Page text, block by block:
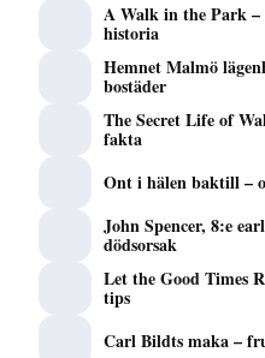
A Walk in the Park –
historia
Hemnet Malmö
bostäder
The Secret Life of
fakta
Ont i hälen baktill –
John Spencer, 8:e
dödsorsak
Let the Good Times
tips
Carl Bildts maka –